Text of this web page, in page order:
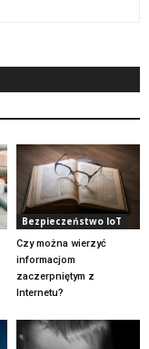
Bezpieczeństwo IoT
Czy można wierzyć
informacjom
zaczerpniętym z
Internetu?